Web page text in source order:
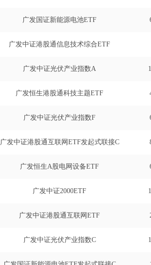
证券投资基金基金经理(自2024年5月16日至
广发国证新能源电池ETF
广发中证港股通信息技术综合ETF
广发中证光伏产业指数A
广发恒生港股通科技主题ETF
广发中证光伏产业指数F
广发中证港股通互联网ETF发起式联接C
广发恒生A股电网设备ETF
广发中证2000ETF
广发中证港股通互联网ETF
广发中证光伏产业指数C